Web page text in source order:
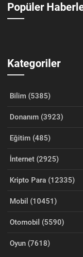
Popüler
Kategoriler
Bilim (5385)
Donanım (3923)
Eğitim (485)
İnternet (2925)
Kripto Para (12335)
Mobil (10451)
Otomobil (5590)
Oyun (7618)